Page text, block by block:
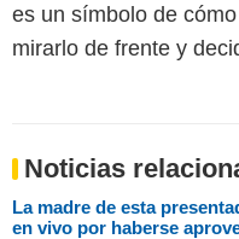
es un símbolo de
mirarlo de frente y
Noticias
La madre de esta
en vivo por haberse